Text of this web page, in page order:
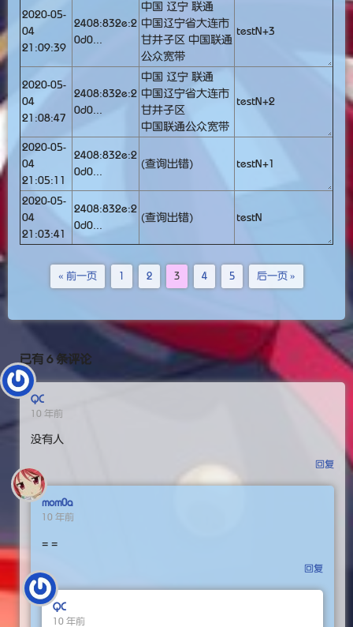
2020-05-
04
21:09:39
2408:832e:2
0d0...
中国 辽宁 联通
中国辽宁省大连市
甘井子区 中国联通
公众宽带
testN+3
2020-05-
04
21:08:47
2408:832e:2
0d0...
中国 辽宁 联通
中国辽宁省大连市
甘井子区
中国联通公众宽带
testN+2
2020-05-
04
21:05:11
2408:832e:2
0d0...
(查询出错) testN+1
2020-05-
04
21:03:41
2408:832e:2
0d0...
(查询出错) testN
« 前一页 1 2 3 4 5 后一页 »
已有 6 条评论
QC
10 年前
没有人
回复
mom0a
10 年前
= =
回复
QC
10 年前